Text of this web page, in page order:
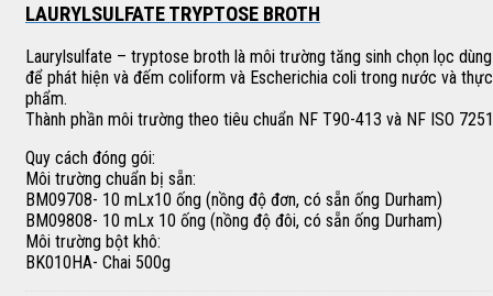
LAURYLSULFATE TRYPTOSE BROTH
Laurylsulfate – tryptose broth là môi trường tăng sinh chọn lọc dùng
để phát hiện và đếm coliform và Escherichia coli trong nước và thực
phẩm.
Thành phần môi trường theo tiêu chuẩn NF T90-413 và NF ISO
Quy cách đóng gói:
Môi trường chuẩn bị sẵn:
BM09708- 10 mLx10 ống (nồng độ đơn, có sẵn ống Durham)
BM09808- 10 mLx 10 ống (nồng độ đôi, có sẵn ống Durham)
Môi trường bột khô:
BK010HA- Chai 500g